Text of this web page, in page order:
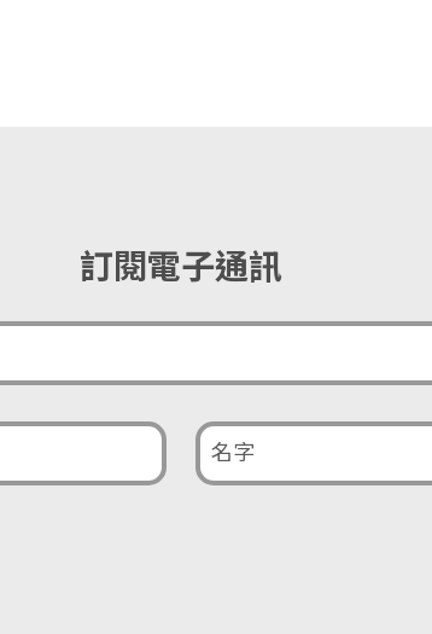
訂閱電子通訊